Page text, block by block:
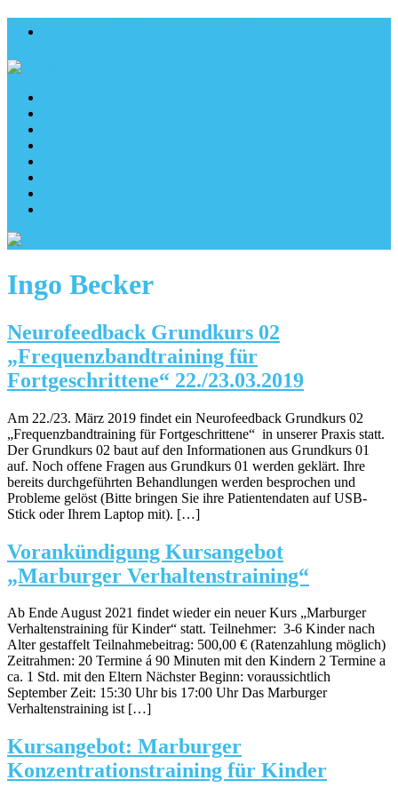
Ingo Becker
Neurofeedback Grundkurs 02
„Frequenzbandtraining für
Fortgeschrittene“ 22./23.03.2019
Am 22./23. März 2019 findet ein Neurofeedback Grundkurs 02
„Frequenzbandtraining für Fortgeschrittene“ in unserer Praxis statt.
Der Grundkurs 02 baut auf den Informationen aus Grundkurs 01
auf. Noch offene Fragen aus Grundkurs 01 werden geklärt. Ihre
bereits durchgeführten Behandlungen werden besprochen und
Probleme gelöst (Bitte bringen Sie ihre Patientendaten auf USB-
Stick oder Ihrem Laptop mit). […]
Vorankündigung Kursangebot
„Marburger Verhaltenstraining“
Ab Ende August 2021 findet wieder ein neuer Kurs „Marburger
Verhaltenstraining für Kinder“ statt. Teilnehmer: 3-6 Kinder nach
Alter gestaffelt Teilnahmebeitrag: 500,00 € (Ratenzahlung möglich)
Zeitrahmen: 20 Termine á 90 Minuten mit den Kindern 2 Termine a
ca. 1 Std. mit den Eltern Nächster Beginn: voraussichtlich
September Zeit: 15:30 Uhr bis 17:00 Uhr Das Marburger
Verhaltenstraining ist […]
Kursangebot: Marburger
Konzentrationstraining für Kinder